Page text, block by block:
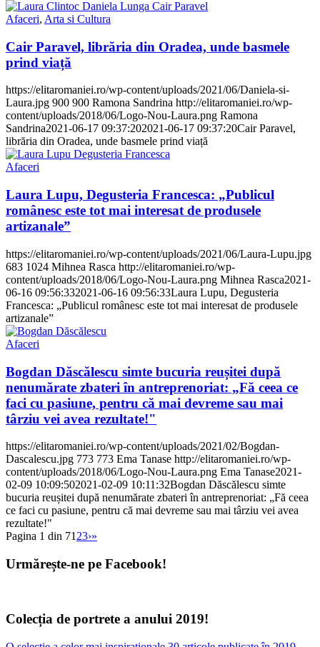
Afaceri, Arta si Cultura
Cair Paravel, librăria din Oradea, unde basmele
prind viață
https://elitaromaniei.ro/wp-content/uploads/2021/06/Daniela-si-
Laura.jpg 900 900 Ramona Sandrina http://elitaromaniei.ro/wp-
content/uploads/2018/06/Logo-Nou-Laura.png Ramona
Sandrina2021-06-17 09:37:202021-06-17 09:37:20Cair Paravel,
librăria din Oradea, unde basmele prind viață
Afaceri
Laura Lupu, Degusteria Francesca: „Publicul
românesc este tot mai interesat de produsele
artizanale”
https://elitaromaniei.ro/wp-content/uploads/2021/06/Laura-Lupu.jpg
683 1024 Mihnea Rasca http://elitaromaniei.ro/wp-
content/uploads/2018/06/Logo-Nou-Laura.png Mihnea Rasca2021-
06-16 09:56:332021-06-16 09:56:33Laura Lupu, Degusteria
Francesca: „Publicul românesc este tot mai interesat de produsele
artizanale”
Afaceri
Bogdan Dăscălescu simte bucuria reușitei după
nenumărate zbateri în antreprenoriat: „Fă ceea ce
faci cu pasiune, pentru că mai devreme sau mai
târziu vei avea rezultate!"
https://elitaromaniei.ro/wp-content/uploads/2021/02/Bogdan-
Dascalescu.jpg 773 773 Ema Tanase http://elitaromaniei.ro/wp-
content/uploads/2018/06/Logo-Nou-Laura.png Ema Tanase2021-
02-09 10:09:502021-02-09 10:11:32Bogdan Dăscălescu simte
bucuria reușitei după nenumărate zbateri în antreprenoriat: „Fă ceea
ce faci cu pasiune, pentru că mai devreme sau mai târziu vei avea
rezultate!"
Pagina 1 din 71 23›»
Urmărește-ne pe Facebook!
Colecția de portrete a anului 2019!